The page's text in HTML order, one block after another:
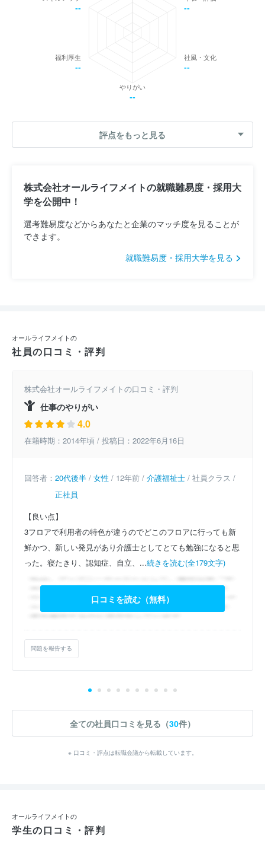
--
社風・文化
--
やりがい
--
福利厚生
--
--
評点をもっと見る
株式会社オールライフメイトの就職難易度・採用大
学を公開中！
選考難易度などからあなたと企業のマッチ度を見ることが
できます。
就職難易度・採用大学を見る
オールライフメイトの
社員の口コミ・評判
株式会社オールライフメイトの口コミ・評判
仕事のやりがい
4.0
在籍時期：2014年頃 / 投稿日：2022年6月16日
回答者： 20代後半 / 女性 / 12年前 / 介護福祉士 / 社員クラス /
正社員
【良い点】
3フロアで利用者の特色が違うのでどこのフロアに行っても新
鮮かつ、新しい発見があり介護士としてとても勉強になると思
った。寝たきり、認知症、自立、...続きを読む(全179文字)
口コミを読む（無料）
問題を報告する
全ての社員口コミを見る（30件）
※ 口コミ・評点は転職会議から転載しています。
オールライフメイトの
学生の口コミ・評判